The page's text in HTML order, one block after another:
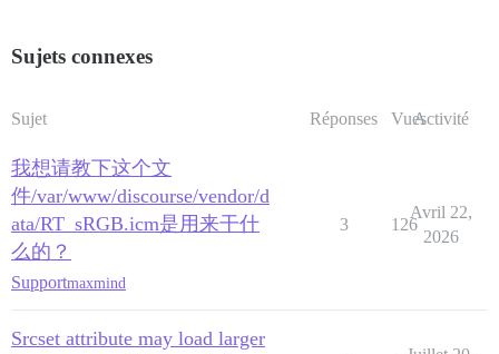
Sujets connexes
Sujet Réponses VuesActivité
我想请教下这个文
件/var/www/discourse/vendor/d
ata/RT_sRGB.icm是用来干什
么的？
Supportmaxmind
3 126
Avril 22,
2026
Srcset attribute may load larger